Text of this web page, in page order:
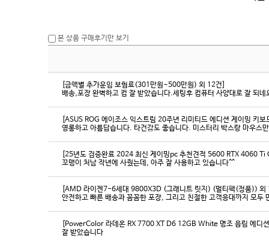
본 상품 구매후기만 보기
[금액별 추가운임 보험료(301만원~500만원) 외 12건]
배송,포장 완벽하고 컴 잘 받았습니다.세팅후 컴퓨터 사양대로 잘 되
[ASUS ROG 에이조스 익스트림 20주년 리미티드 에디션 게이밍 키
영롱하고 아름답습니다. 타건감도 좋습니다. 미스터리 박스랑 마우스
[25년도 검증완료 2024 최신 게이밍pc 추천견적 5600 RTX 4060
꼬맹이 처남 작년에 사줬는데, 아주 잘 사용하고 있습니다^^
[AMD 라이젠7-6세대 9800X3D (그래니트 릿지) (멀티팩(정품)) 외
[PowerColor 라데온 RX 7700 XT D6 12GB White 명조 음림 에디
잘 받았습니다